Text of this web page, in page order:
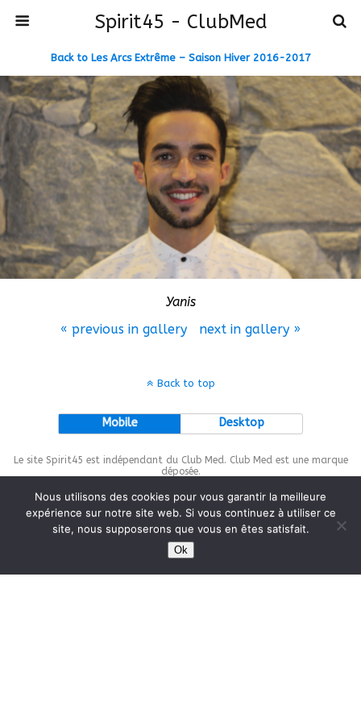
Spirit45 - ClubMed
Back to Les Arcs Extrême – Saison Hiver 2016-2017
Yanis
« previous in gallery
next in gallery »
Back to top
Mobile Desktop
Le site Spirit45 est indépendant du Club Med. Club Med est une marque
déposée.
This site is protected bywp-copyrightpro.com
Nous utilisons des cookies pour vous garantir la meilleure
expérience sur notre site web. Si vous continuez à utiliser ce
site, nous supposerons que vous en êtes satisfait.
Ok